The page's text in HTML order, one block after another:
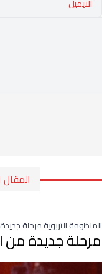
المقال
التربوية مرحلة جديدة
جديدة من